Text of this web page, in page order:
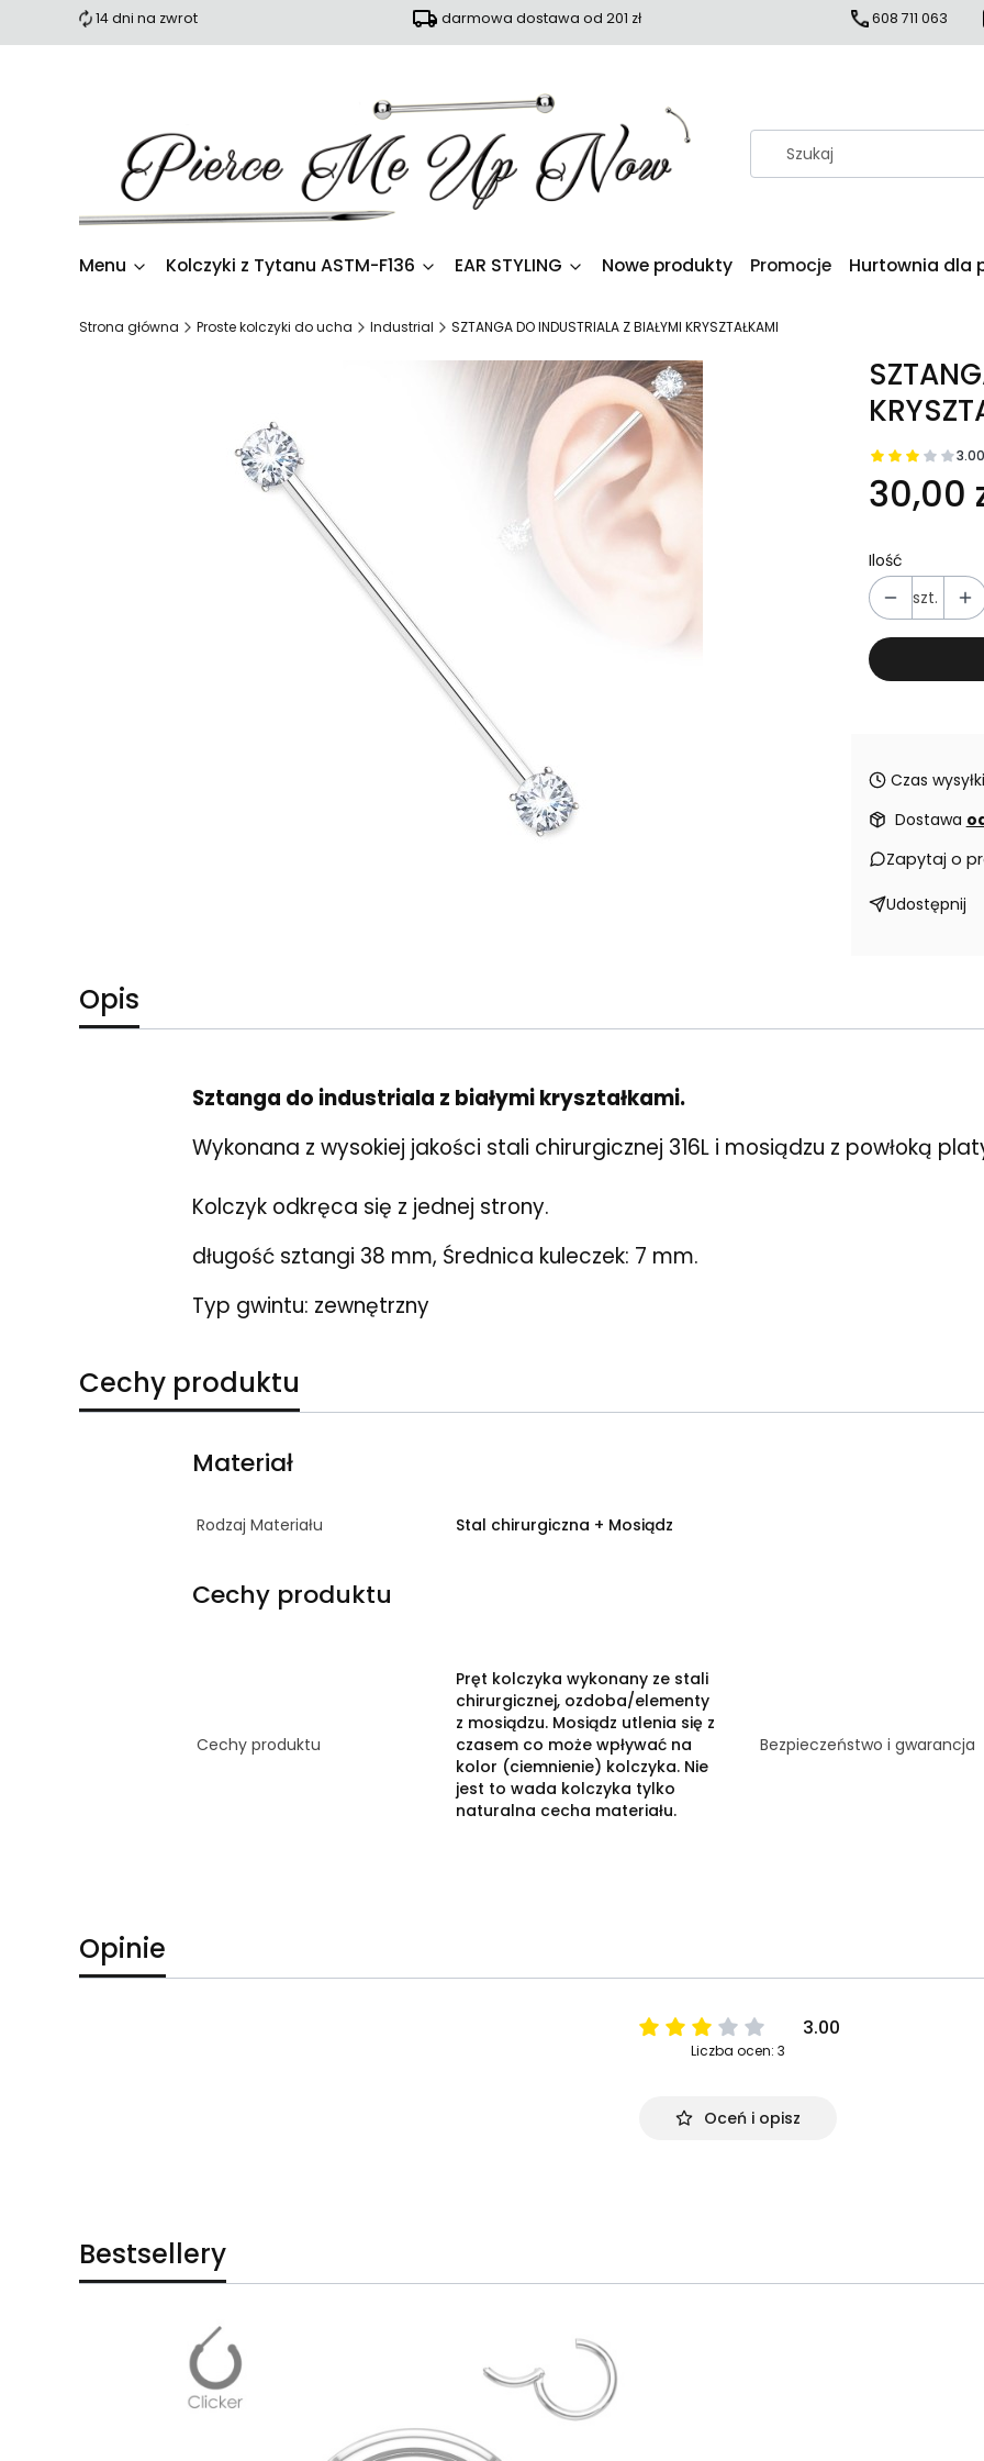
14 dni na zwrot darmowa dostawa od 201 zł 608 711 063
Menu Kolczyki z Tytanu ASTM-F136 EAR STYLING Nowe produkty Promocje Hurtownia dla
Strona główna Proste kolczyki do ucha Industrial SZTANGA DO INDUSTRIALA Z BIAŁYMI KRYSZTAŁKAMI
3.00
30,00
Ilość
szt.
Czas
Dostawa
Zapytaj o
Udostępnij
Opis
Sztanga do industriala z białymi kryształkami.
Wykonana z wysokiej jakości stali chirurgicznej 316L i mosiądzu z powłoką
Kolczyk odkręca się z jednej strony.
długość sztangi 38 mm, Średnica kuleczek: 7 mm.
Typ gwintu: zewnętrzny
Cechy produktu
Materiał
Rodzaj Materiału Stal chirurgiczna + Mosiądz
Cechy produktu
Cechy produktu
Pręt kolczyka wykonany ze stali
chirurgicznej, ozdoba/elementy
z mosiądzu. Mosiądz utlenia się z
czasem co może wpływać na
kolor (ciemnienie) kolczyka. Nie
jest to wada kolczyka tylko
naturalna cecha materiału.
Bezpieczeństwo i gwarancja
Opinie
3.00
Liczba ocen: 3
Oceń i opisz
Bestsellery